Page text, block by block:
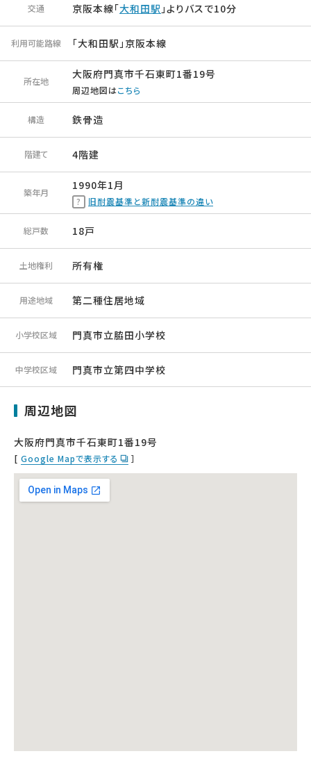
交通 京阪本線「大和田駅 」よりバスで10分
利用可能路線 「大和田駅」京阪本線
所在地
大阪府門真市千石東町1番19号
周辺地図はこちら
構造 鉄骨造
階建て 4階建
築年月
1990年1月
旧耐震基準と新耐震基準の違い
総戸数 18戸
土地権利 所有権
用途地域 第二種住居地域
小学校区域 門真市立脇田小学校
中学校区域 門真市立第四中学校
周辺地図
大阪府門真市千石東町1番19号
[ Google Mapで表示する ］